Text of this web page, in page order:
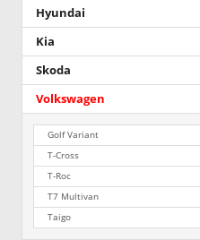
Hyundai
Kia
Skoda
Volkswagen
Golf Variant
T-Cross
T-Roc
T7 Multivan
Taigo